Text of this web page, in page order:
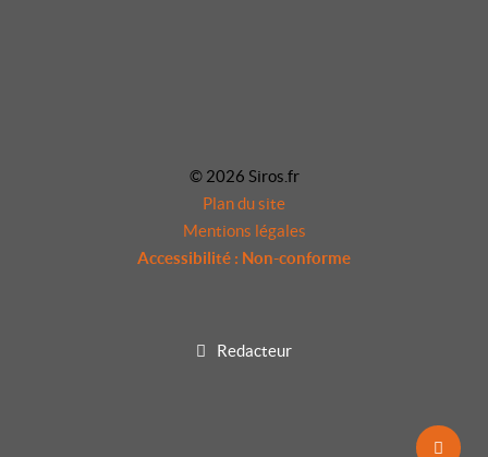
© 2026 Siros.fr
Plan du site
Mentions légales
Accessibilité : Non-conforme
Redacteur